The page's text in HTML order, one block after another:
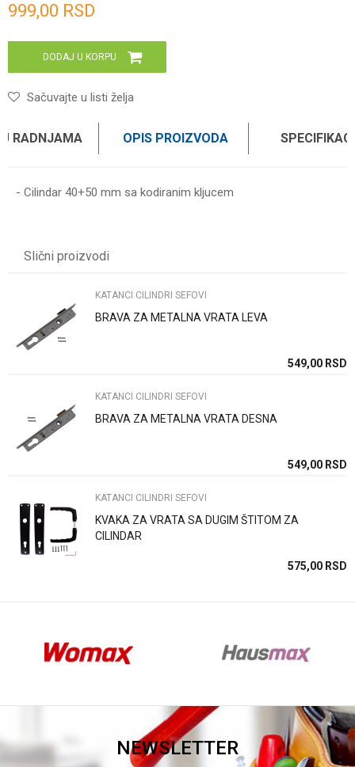
999,00 RSD
DODAJ U KORPU
Sačuvajte u listi želja
RADNJAMA OPIS PROIZVODA
- Cilindar 40+50 mm sa kodiranim kljucem
Poruka
Anti-spam zaštita - izračunajte koliko je 4 + 1 :
POŠALJI
Slični proizvodi
KATANCI CILINDRI SEFOVI
BRAVA ZA METALNA VRATA LEVA
549,00 RSD
KATANCI CILINDRI SEFOVI
BRAVA ZA METALNA VRATA DESNA
549,00 RSD
KATANCI CILINDRI SEFOVI
KVAKA ZA VRATA SA DUGIM ŠTITOM ZA
CILINDAR
575,00 RSD
NEWSLETTER